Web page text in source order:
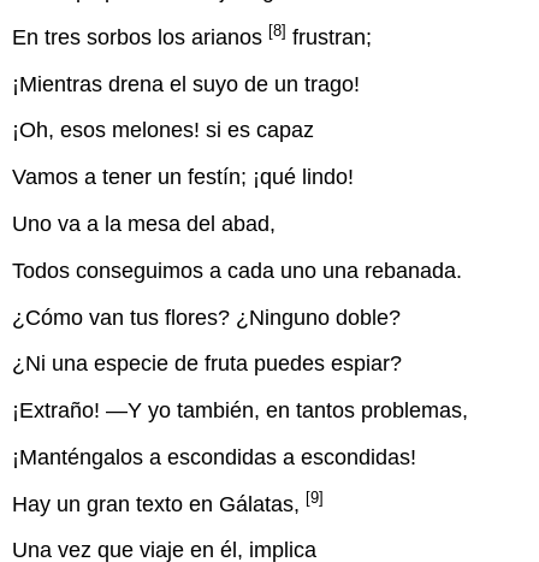
En tres sorbos los arianos [8] frustran;
¡Mientras drena el suyo de un trago!
¡Oh, esos melones! si es capaz
Vamos a tener un festín; ¡qué lindo!
Uno va a la mesa del abad,
Todos conseguimos a cada uno una rebanada.
¿Cómo van tus flores? ¿Ninguno doble?
¿Ni una especie de fruta puedes espiar?
¡Extraño! —Y yo también, en tantos problemas,
¡Manténgalos a escondidas a escondidas!
Hay un gran texto en Gálatas, [9]
Una vez que viaje en él, implica